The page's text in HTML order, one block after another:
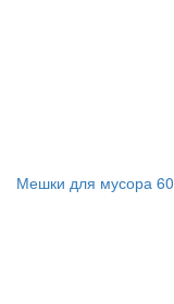
Мешки для мусора